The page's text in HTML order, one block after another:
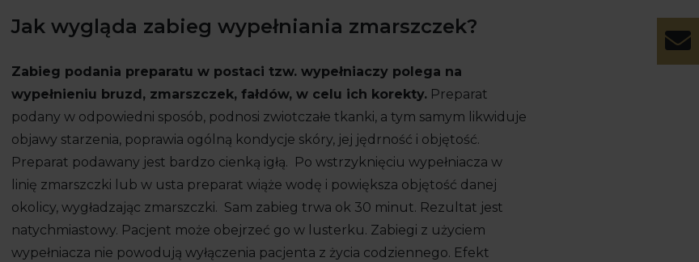
Jak wygląda zabieg wypełniania zmarszczek?
Zabieg podania preparatu w postaci tzw. wypełniaczy polega na
wypełnieniu bruzd, zmarszczek, fałdów, w celu ich korekty. Preparat
podany w odpowiedni sposób, podnosi zwiotczałe tkanki, a tym samym likwiduje
objawy starzenia, poprawia ogólną kondycje skóry, jej jędrność i objętość.
Preparat podawany jest bardzo cienką igłą. Po wstrzyknięciu wypełniacza w
linię zmarszczki lub w usta preparat wiąże wodę i powiększa objętość danej
okolicy, wygładzając zmarszczki. Sam zabieg trwa ok 30 minut. Rezultat jest
natychmiastowy. Pacjent może obejrzeć go w lusterku. Zabiegi z użyciem
wypełniacza nie powodują wyłączenia pacjenta z życia codziennego. Efekt